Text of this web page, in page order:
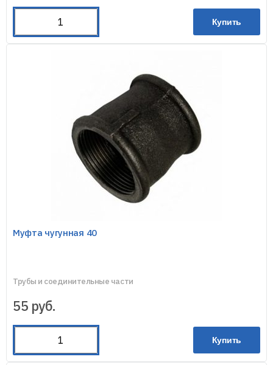
Купить
Муфта чугунная 40
Трубы и соединительные части
55 руб.
Купить